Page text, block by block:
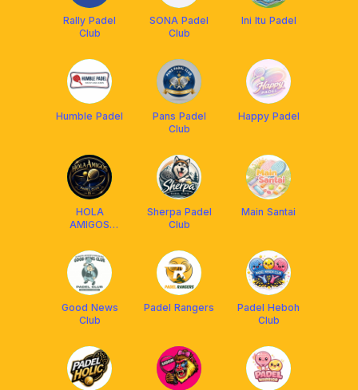
Rally Padel
Club
SONA Padel
Club
Ini Itu Padel
Humble Padel
Pans Padel
Club
Happy Padel
HOLA
AMIGOS
Sherpa Padel
Club
Main Santai
Good News
Club
Padel Rangers
Padel Heboh
Club